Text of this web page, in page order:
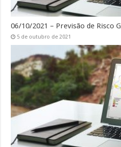
06/10/2021 – Previsão de Risco
5 de outubro de 2021